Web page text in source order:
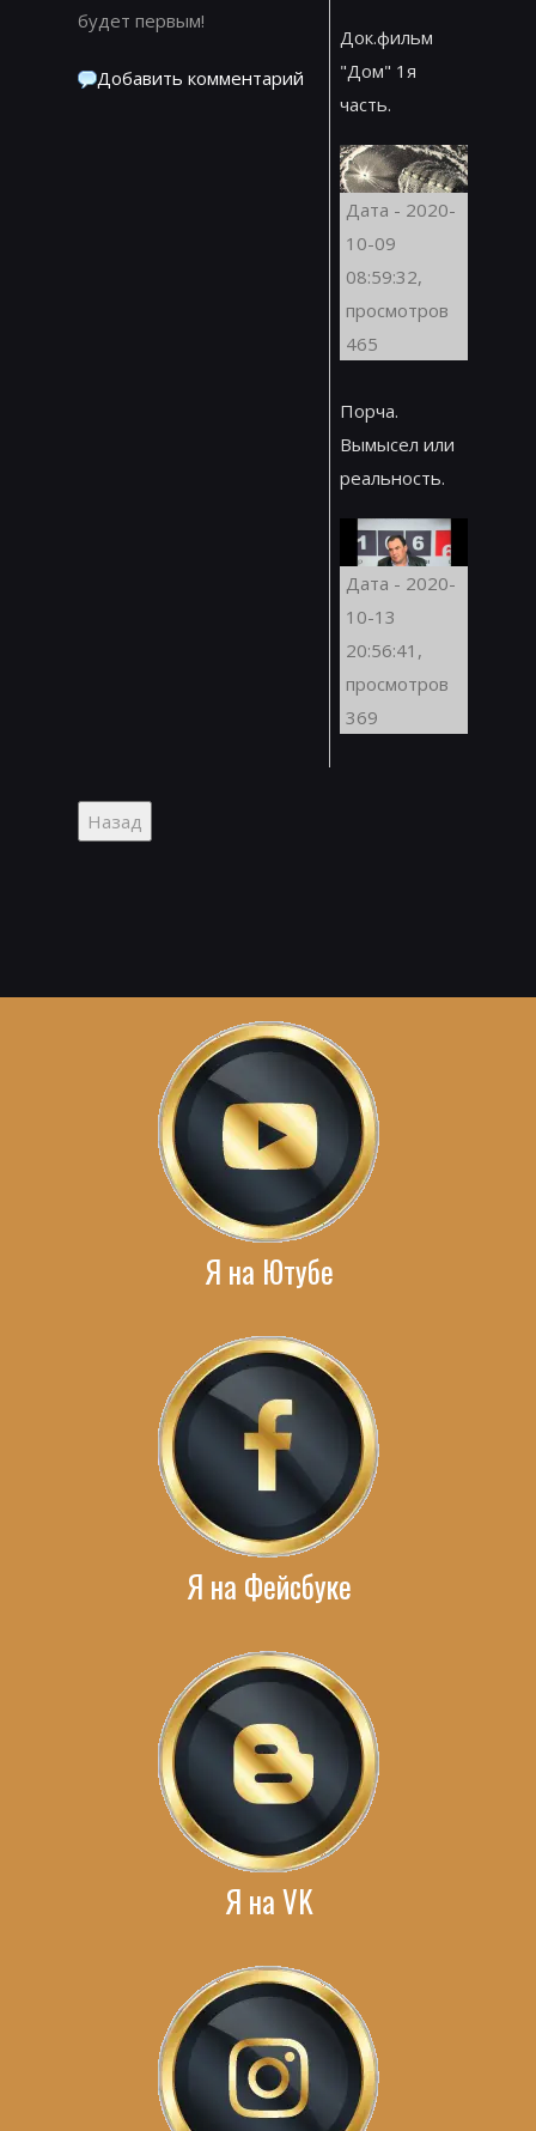
будет первым!
Добавить комментарий
Док.фильм
"Дом" 1я
часть.
Дата - 2020-
10-09
08:59:32,
просмотров
465
Порча.
Вымысел или
реальность.
Дата - 2020-
10-13
20:56:41,
просмотров
369
Я на Ютубе
Я на Фейсбуке
Я на VK